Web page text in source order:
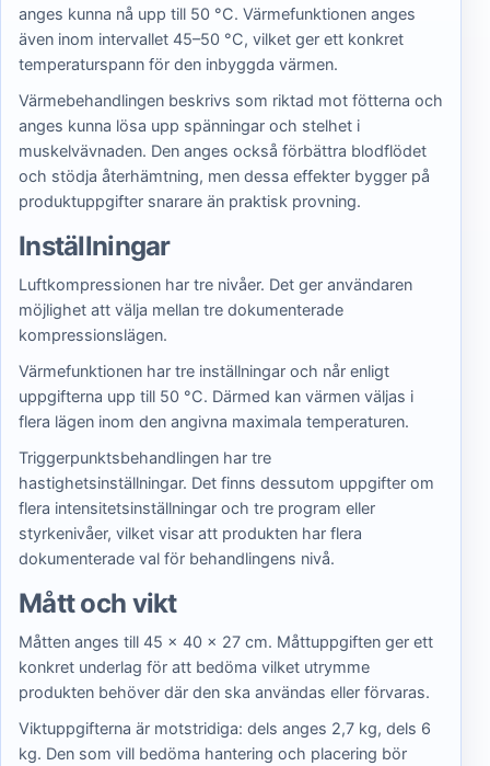
anges kunna nå upp till 50 °C. Värmefunktionen anges
även inom intervallet 45–50 °C, vilket ger ett konkret
temperaturspann för den inbyggda värmen.
Värmebehandlingen beskrivs som riktad mot fötterna och
anges kunna lösa upp spänningar och stelhet i
muskelvävnaden. Den anges också förbättra blodflödet
och stödja återhämtning, men dessa effekter bygger på
produktuppgifter snarare än praktisk provning.
Inställningar
Luftkompressionen har tre nivåer. Det ger användaren
möjlighet att välja mellan tre dokumenterade
kompressionslägen.
Värmefunktionen har tre inställningar och når enligt
uppgifterna upp till 50 °C. Därmed kan värmen väljas i
flera lägen inom den angivna maximala temperaturen.
Triggerpunktsbehandlingen har tre
hastighetsinställningar. Det finns dessutom uppgifter om
flera intensitetsinställningar och tre program eller
styrkenivåer, vilket visar att produkten har flera
dokumenterade val för behandlingens nivå.
Mått och vikt
Måtten anges till 45 × 40 × 27 cm. Måttuppgiften ger ett
konkret underlag för att bedöma vilket utrymme
produkten behöver där den ska användas eller förvaras.
Viktuppgifterna är motstridiga: dels anges 2,7 kg, dels 6
kg. Den som vill bedöma hantering och placering bör